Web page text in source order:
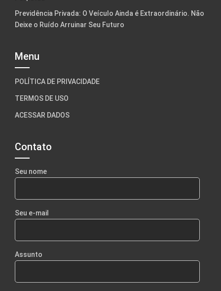
Previdência Privada: O Veículo Ainda é Extraordinário. Não
Deixe o Ruído Arruinar Seu Futuro
Menu
POLÍTICA DE PRIVACIDADE
TERMOS DE USO
ACESSAR DADOS
Contato
Seu nome
Seu e-mail
Assunto